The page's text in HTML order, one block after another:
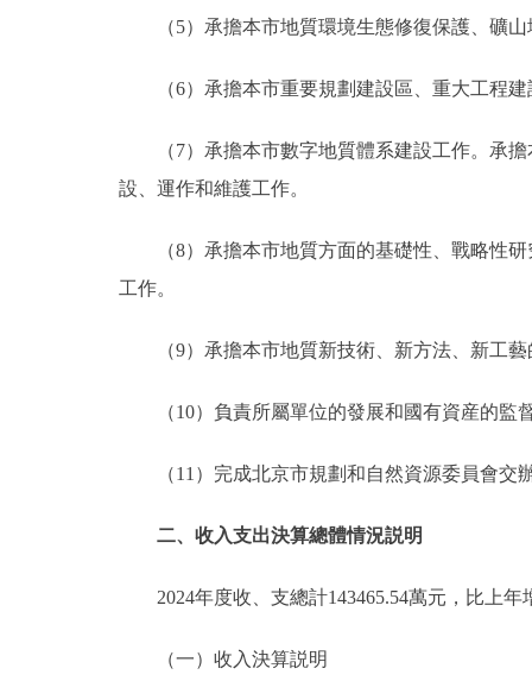
（5）承擔本市地質環境生態修復保護、礦
（6）承擔本市重要規劃建設區、重大工程
（7）承擔本市數字地質體系建設工作。承
設、運作和維護工作。
（8）承擔本市地質方面的基礎性、戰略性
工作。
（9）承擔本市地質新技術、新方法、新工
（10）負責所屬單位的發展和國有資産的
（11）完成北京市規劃和自然資源委員會交
二、收入支出決算總體情況説明
2024年度收、支總計143465.54萬元，比上年
（一）收入決算説明